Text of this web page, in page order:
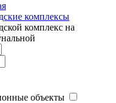
объекты
комплексы
комплекс на